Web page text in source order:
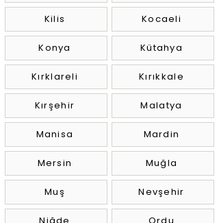
Kilis
Konya
Kırklareli
Kırşehir
Manisa
Mersin
Muş
Kocaeli
Kütahya
Kırıkkale
Malatya
Mardin
Muğla
Nevşehir